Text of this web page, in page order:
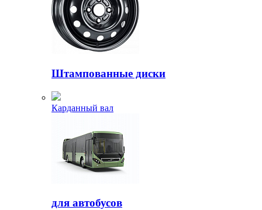
Штампованные диски
Карданный вал
для автобусов